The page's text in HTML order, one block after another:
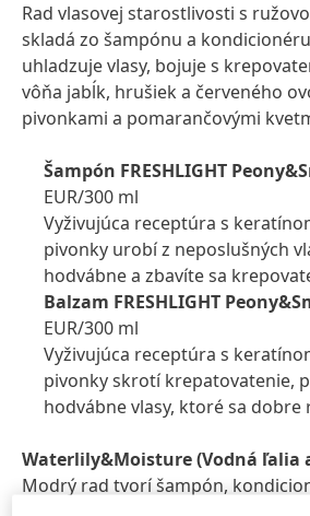
Rad vlasovej starostlivosti s
skladá zo šampónu a
uhladzuje vlasy, bojuje s
vôňa jabĺk, hrušiek a červeného
pivonkami a pomarančovými
Šampón FRESHLIGHT
EUR/300 ml
Vyživujúca receptúra s
pivonky urobí z neposlušných
hodvábne a zbavíte sa
Balzam FRESHLIGHT
EUR/300 ml
Vyživujúca receptúra s
pivonky skrotí krepatovatenie,
hodvábne vlasy, ktoré sa dobre
Waterlily&Moisture(Vodná ľalia
Modrý rad tvorí šampón,